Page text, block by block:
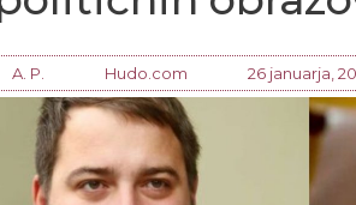
A. P. Hudo.com 26 januarja,